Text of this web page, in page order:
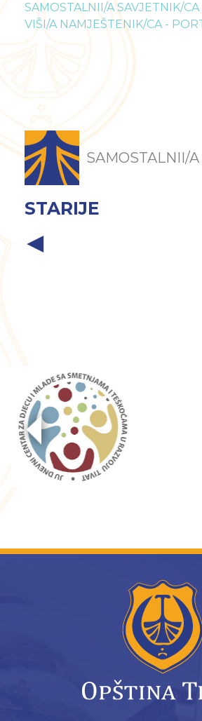
SAMOSTALNII/A SAVJETNIK/
VIŠI/A NAMJEŠTENIK/CA -
SAMOSTALNII/A
STARIJE